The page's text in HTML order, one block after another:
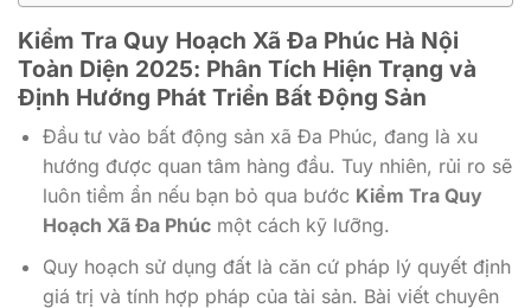
Kiểm Tra Quy Hoạch Xã Đa Phúc Hà Nội
Toàn Diện 2025: Phân Tích Hiện Trạng và
Định Hướng Phát Triển Bất Động Sản
Đầu tư vào bất động sản xã Đa Phúc, đang là xu
hướng được quan tâm hàng đầu. Tuy nhiên, rủi ro sẽ
luôn tiềm ẩn nếu bạn bỏ qua bước Kiểm Tra Quy
Hoạch Xã Đa Phúcmột cách kỹ lưỡng.
Quy hoạch sử dụng đất là căn cứ pháp lý quyết định
giá trị và tính hợp pháp của tài sản. Bài viết chuyên